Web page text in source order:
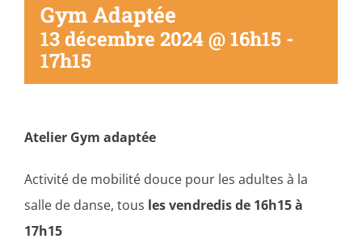
Gym Adaptée
13 décembre 2024 @ 16h15 -
17h15
Atelier Gym adaptée
Activité de mobilité douce pour les adultes à la
salle de danse, tous les vendredis de 16h15 à
17h15